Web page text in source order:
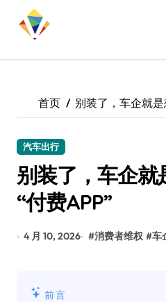
首页 别装了，车企就
汽车出行
别装了，车企就
“付费APP”
4 月 10, 2026 #消费者维权 #车
前言